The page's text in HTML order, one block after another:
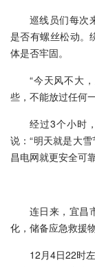
巡线员们每次
是否有螺丝松动。
体是否牢固。
“今天风不大
些，不能放过任何
经过3个小时
说：“明天就是大
昌电网就更安全可
连日来，宜昌
化，储备应急救援
12月4日22时